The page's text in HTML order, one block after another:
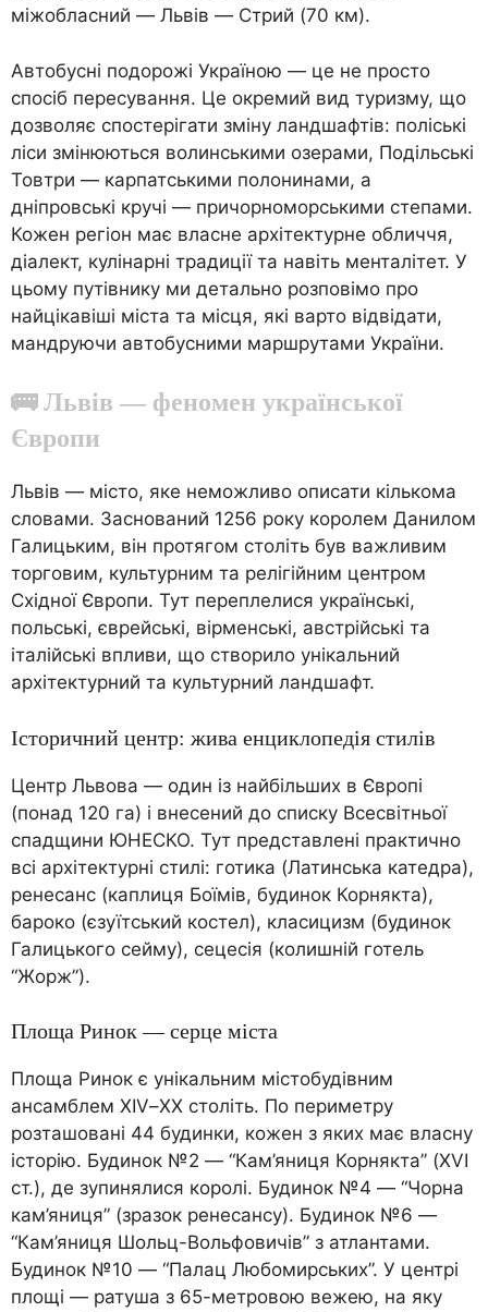
міжобласний — Львів — Стрий (70 км).
Автобусні подорожі Україною — це не просто
спосіб пересування. Це окремий вид туризму, що
дозволяє спостерігати зміну ландшафтів: поліські
ліси змінюються волинськими озерами, Подільські
Товтри — карпатськими полонинами, а
дніпровські кручі — причорноморськими степами.
Кожен регіон має власне архітектурне обличчя,
діалект, кулінарні традиції та навіть менталітет. У
цьому путівнику ми детально розповімо про
найцікавіші міста та місця, які варто відвідати,
мандруючи автобусними маршрутами України.
🚌 Львів — феномен української
Європи
Львів — місто, яке неможливо описати кількома
словами. Заснований 1256 року королем Данилом
Галицьким, він протягом століть був важливим
торговим, культурним та релігійним центром
Східної Європи. Тут переплелися українські,
польські, єврейські, вірменські, австрійські та
італійські впливи, що створило унікальний
архітектурний та культурний ландшафт.
Історичний центр: жива енциклопедія стилів
Центр Львова — один із найбільших в Європі
(понад 120 га) і внесений до списку Всесвітньої
спадщини ЮНЕСКО. Тут представлені практично
всі архітектурні стилі: готика (Латинська катедра),
ренесанс (каплиця Боїмів, будинок Корнякта),
бароко (єзуїтський костел), класицизм (будинок
Галицького сейму), сецесія (колишній готель
“Жорж”).
Площа Ринок — серце міста
Площа Ринок є унікальним містобудівним
ансамблем XIV–XX століть. По периметру
розташовані 44 будинки, кожен з яких має власну
історію. Будинок №2 — “Кам’яниця Корнякта” (XVI
ст.), де зупинялися королі. Будинок №4 — “Чорна
кам’яниця” (зразок ренесансу). Будинок №6 —
“Кам’яниця Шольц-Вольфовичів” з атлантами.
Будинок №10 — “Палац Любомирських”. У центрі
площі — ратуша з 65-метровою вежею, на яку